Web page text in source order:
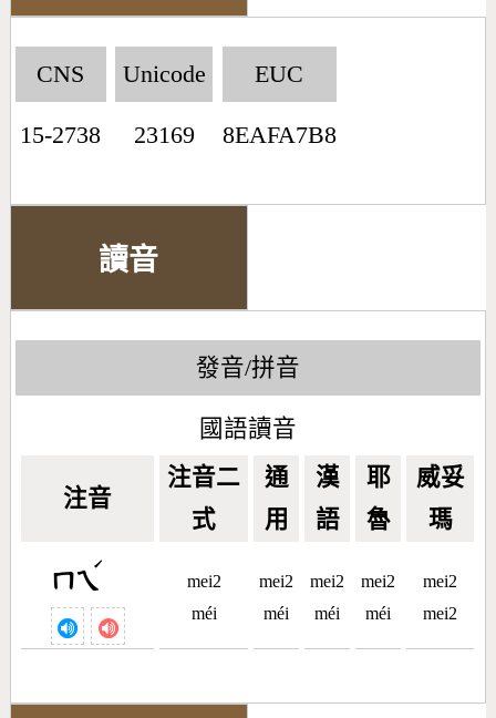
CNS
15-2738
Unicode
23169
EUC
8EAFA7B8
讀音
發音/拼音
國語讀音
注音
注音二
式
通
用
漢
語
耶
魯
威妥
瑪
ㄇㄟ
ˊ
mei2
méi
mei2
méi
mei2
méi
mei2
méi
mei2
mei2